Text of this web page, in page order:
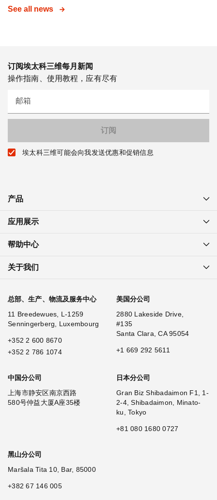
See all news
订阅埃太科三维每月新闻
操作指南、使用教程，应有尽有
邮箱
埃太科三维可能会向我发送优惠和促销信息
产品
应用展示
帮助中心
关于我们
总部、生产、物流及服务中心
11 Breedewues, L-1259
Senningerberg, Luxembourg
+352 2 600 8670
+352 2 786 1074
美国分公司
2880 Lakeside Drive,
#135
Santa Clara, CA 95054
+1 669 292 5611
中国分公司
上海市静安区南京西路
580号仲益大厦A座35楼
日本分公司
Gran Biz Shibadaimon F1, 1-
2-4, Shibadaimon, Minato-
ku, Tokyo
+81 080 1680 0727
黑山分公司
Maršala Tita 10, Bar, 85000
+382 67 146 005